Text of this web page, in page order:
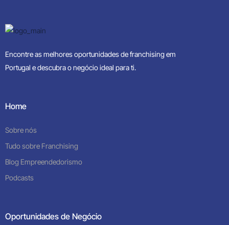
Encontre as melhores oportunidades de franchising em
Portugal e descubra o negócio ideal para ti.
Home
Sobre nós
Tudo sobre Franchising
Blog Empreendedorismo
Podcasts
Oportunidades de Negócio